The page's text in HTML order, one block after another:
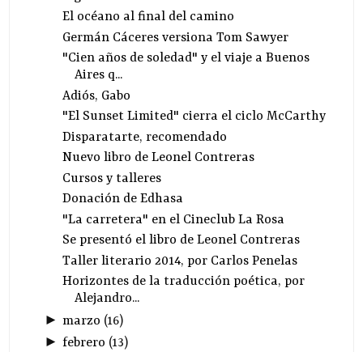
El océano al final del camino
Germán Cáceres versiona Tom Sawyer
"Cien años de soledad" y el viaje a Buenos
Aires q...
Adiós, Gabo
"El Sunset Limited" cierra el ciclo McCarthy
Disparatarte, recomendado
Nuevo libro de Leonel Contreras
Cursos y talleres
Donación de Edhasa
"La carretera" en el Cineclub La Rosa
Se presentó el libro de Leonel Contreras
Taller literario 2014, por Carlos Penelas
Horizontes de la traducción poética, por
Alejandro...
► marzo (16)
► febrero (13)